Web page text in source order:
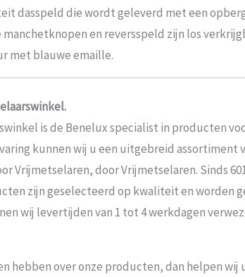
dasspeld die wordt geleverd met een
manchetknopen en reversspeld zijn los
met blauwe emaille.
is de Benelux specialist in producten
kunnen wij u een uitgebreid assortiment
Vrijmetselaren, door Vrijmetselaren. Sinds
zijn geselecteerd op kwaliteit en worden
wij levertijden van 1 tot 4 werkdagen
hebben over onze producten, dan helpen wij